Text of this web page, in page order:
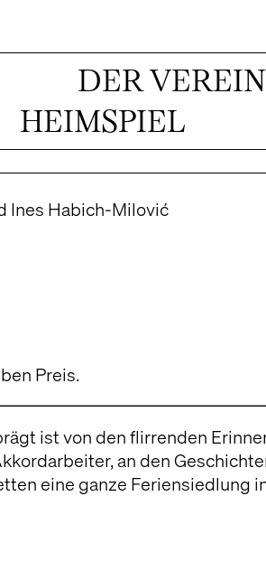
DER VEREIN
HEIMSPIEL
Ines Habich-Milović
Preis.